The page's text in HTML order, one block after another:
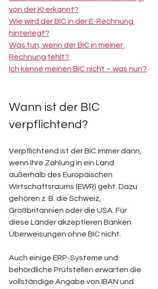
von der KI erkannt?
Wie wird der BIC in der E-Rechnung
hinterlegt?
Was tun, wenn der BIC in meiner
Rechnung fehlt?
Ich kenne meinen BIC nicht – was nun?
Wann ist der BIC
verpflichtend?
Verpflichtend ist der BIC immer dann,
wenn Ihre Zahlung in ein Land
außerhalb des Europäischen
Wirtschaftsraums (EWR) geht. Dazu
gehören z. B. die Schweiz,
Großbritannien oder die USA. Für
diese Länder akzeptieren Banken
Überweisungen ohne BIC nicht.
Auch einige ERP-Systeme und
behördliche Prüfstellen erwarten die
vollständige Angabe von IBAN und